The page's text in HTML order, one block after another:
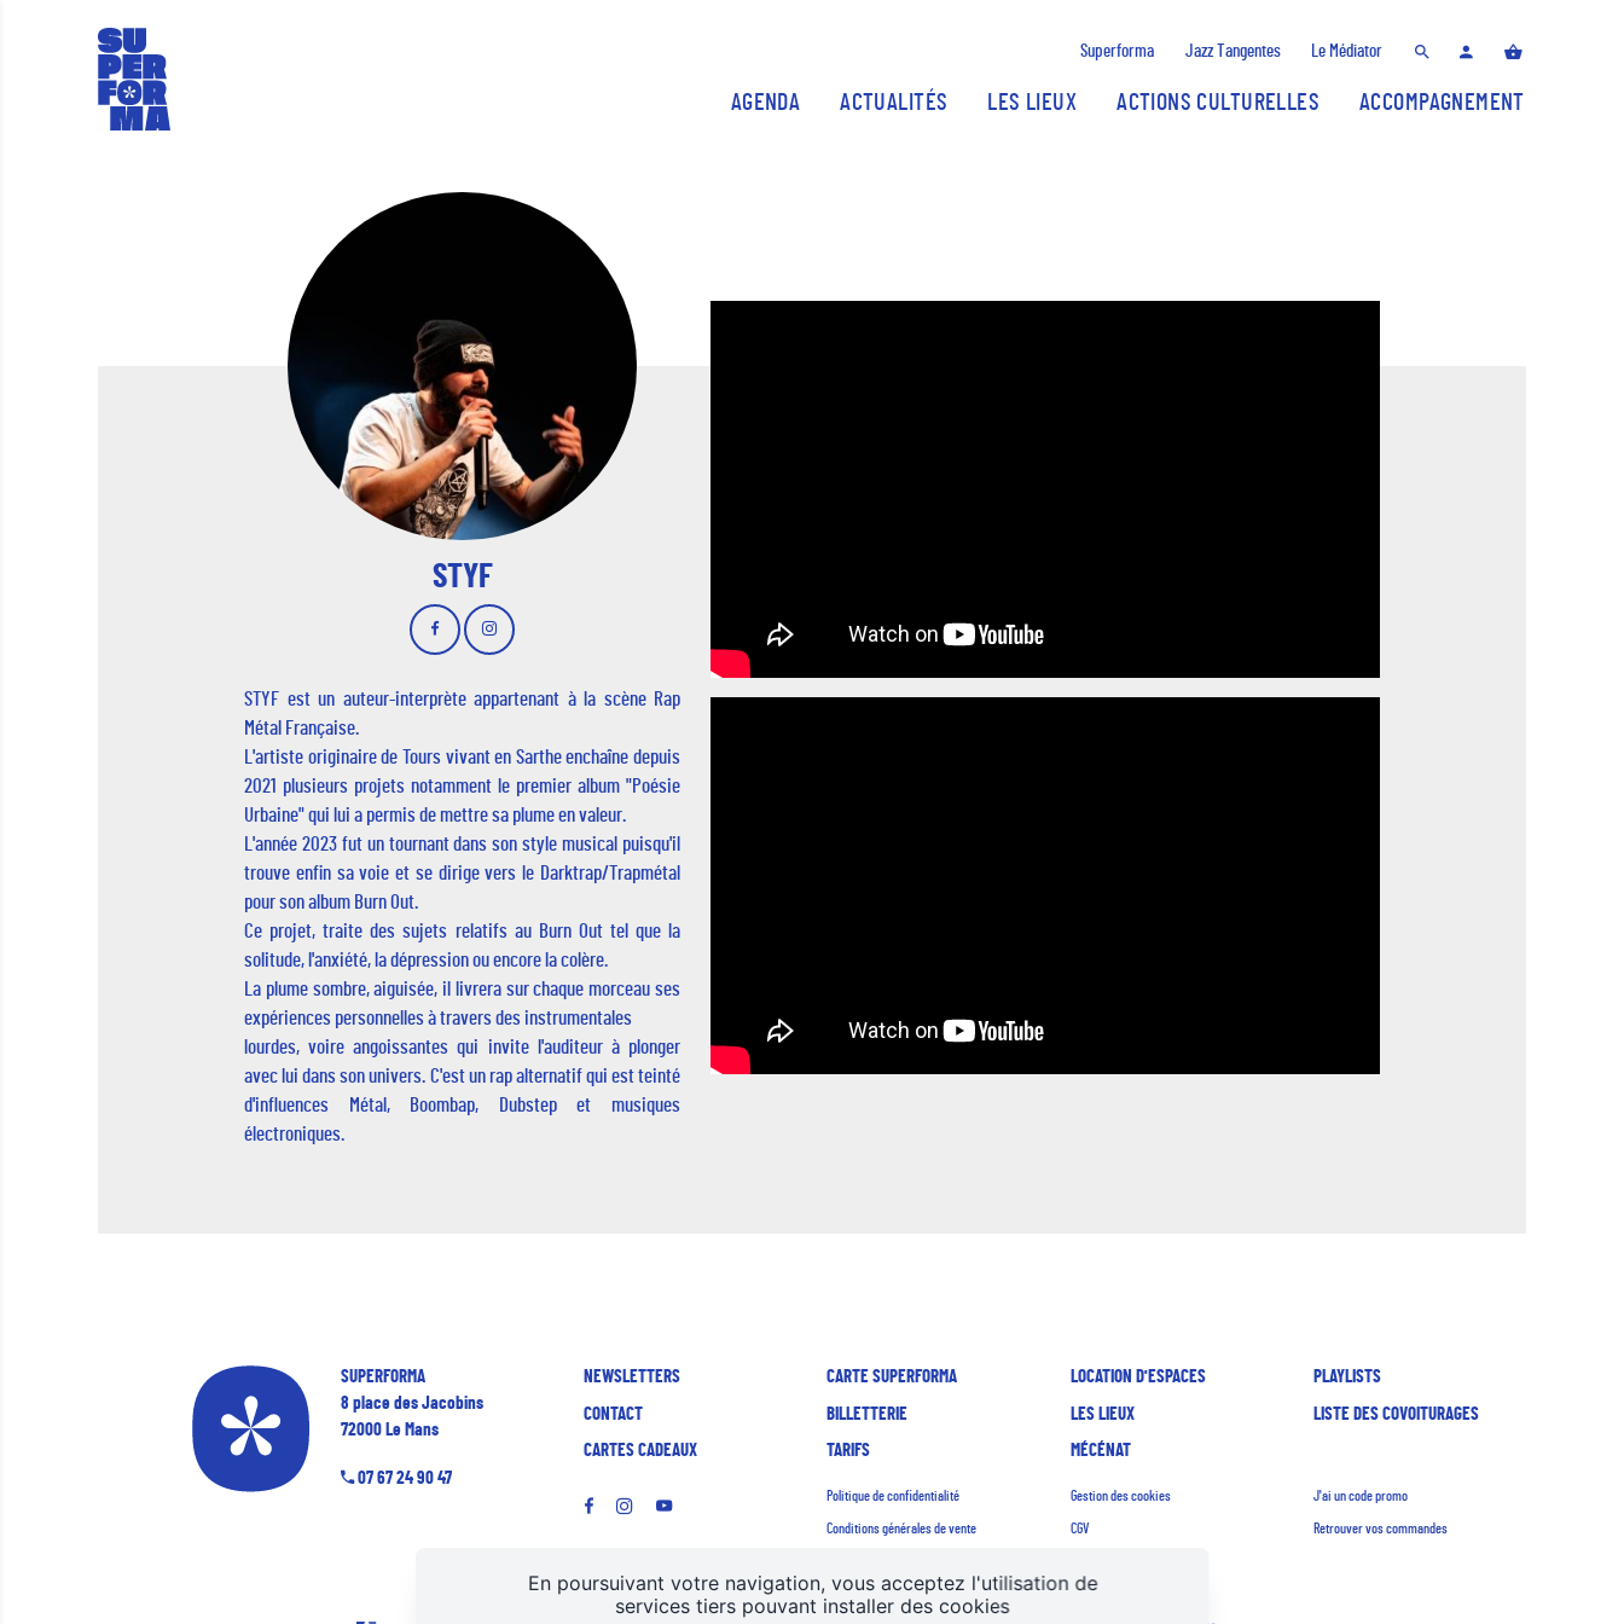
Superforma Jazz Tangentes Le Médiator
AGENDA ACTUALITÉS LES LIEUX ACTIONS CULTURELLES ACCOMPAGNEMENT
STYF
STYF est un auteur-interprète appartenant à la scène Rap
Métal Française.
L'artiste originaire de Tours vivant en Sarthe enchaîne depuis
2021 plusieurs projets notamment le premier album "Poésie
Urbaine" qui lui a permis de mettre sa plume en valeur.
L'année 2023 fut un tournant dans son style musical puisqu'il
trouve enfin sa voie et se dirige vers le Darktrap/Trapmétal
pour son album Burn Out.
Ce projet, traite des sujets relatifs au Burn Out tel que la
solitude, l'anxiété, la dépression ou encore la colère.
La plume sombre, aiguisée, il livrera sur chaque morceau ses
expériences personnelles à travers des instrumentales
lourdes, voire angoissantes qui invite l'auditeur à plonger
avec lui dans son univers. C'est un rap alternatif qui est teinté
d'influences Métal, Boombap, Dubstep et musiques
électroniques.
SUPERFORMA
8 place des Jacobins
72000 Le Mans
07 67 24 90 47
NEWSLETTERS
CONTACT
CARTES CADEAUX
CARTE SUPERFORMA
BILLETTERIE
TARIFS
LOCATION D'ESPACES
LES LIEUX
MÉCÉNAT
PLAYLISTS
LISTE DES COVOITURAGES
Politique de confidentialité
Conditions générales de vente
Gestion des cookies
CGV
J'ai un code promo
Retrouver vos commandes
En poursuivant votre navigation, vous acceptez l'utilisation de
services tiers pouvant installer des cookies